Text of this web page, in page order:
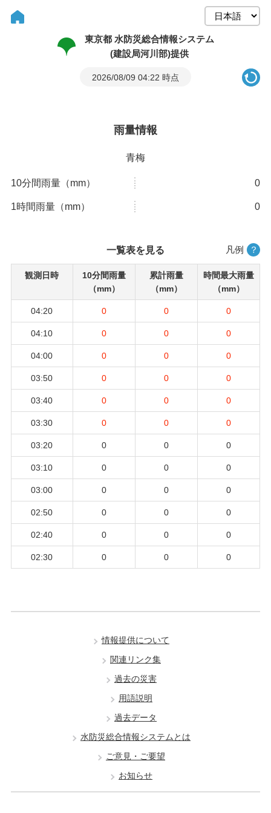
東京都 水防災総合情報システム
(建設局河川部)提供
2026/08/09 04:22 時点
雨量情報
青梅
10分間雨量（mm） 0
1時間雨量（mm） 0
凡例 ？
一覧表を見る
観測日時
10分間雨量
（mm）
累計雨量
（mm）
時間最大雨量
（mm）
04:20 0 0 0
04:10 0 0 0
04:00 0 0 0
03:50 0 0 0
03:40 0 0 0
03:30 0 0 0
03:20 0 0 0
03:10 0 0 0
03:00 0 0 0
02:50 0 0 0
02:40 0 0 0
02:30 0 0 0
情報提供について
関連リンク集
過去の災害
用語説明
過去データ
水防災総合情報システムとは
ご意見・ご要望
お知らせ